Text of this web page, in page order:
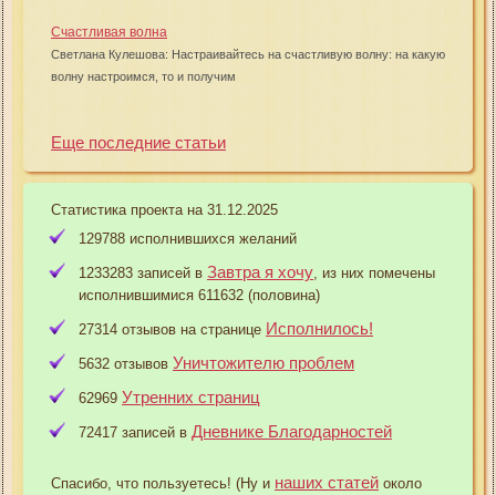
Счастливая волна
Светлана Кулешова: Настраивайтесь на счастливую волну: на какую
волну настроимся, то и получим
Еще последние статьи
Статистика проекта на 31.12.2025
129788 исполнившихся желаний
1233283 записей в Завтра я хочу , из них помечены
исполнившимися 611632 (половина)
27314 отзывов на странице Исполнилось!
5632 отзывов Уничтожителю проблем
62969 Утренних страниц
72417 записей в Дневнике Благодарностей
Спасибо, что пользуетесь! (Ну и наших статей около